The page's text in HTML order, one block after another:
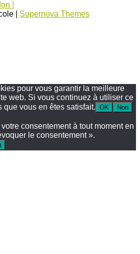
!
Supernova Themes
pour vous garantir la meilleure
web. Si vous continuez à utiliser ce
que vous en êtes satisfait. OK Non
consentement à tout moment en
le consentement ».